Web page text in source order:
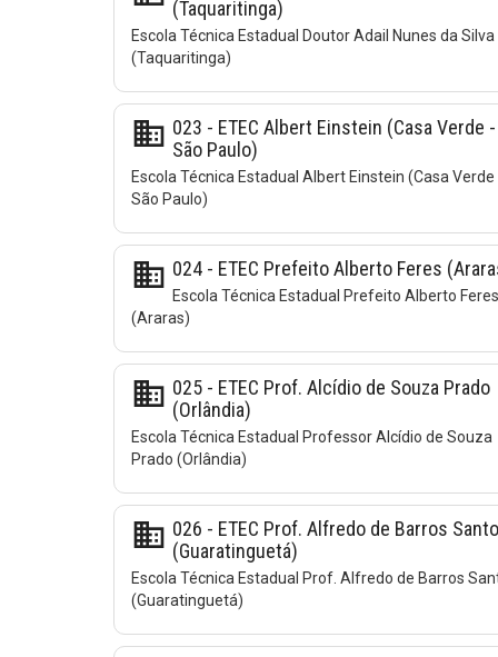
(Taquaritinga)
Escola Técnica Estadual Doutor Adail Nunes da Silva
(Taquaritinga)
business 023 - ETEC Albert Einstein (Casa Verde -
São Paulo)
Escola Técnica Estadual Albert Einstein (Casa Verde
São Paulo)
business 024 - ETEC Prefeito Alberto Feres
Escola Técnica Estadual Prefeito Alberto Feres
(Araras)
business 025 - ETEC Prof. Alcídio de Souza Prado
(Orlândia)
Escola Técnica Estadual Professor Alcídio de Souza
Prado (Orlândia)
business 026 - ETEC Prof. Alfredo de Barros
(Guaratinguetá)
Escola Técnica Estadual Prof. Alfredo de Barros
(Guaratinguetá)